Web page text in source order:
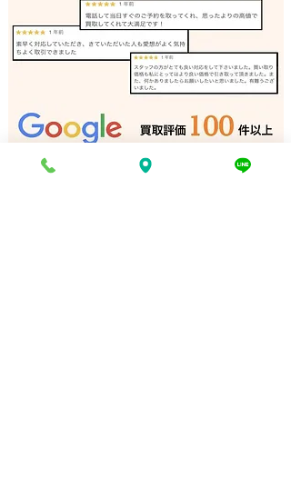
ロードバイクパーツ 出張
買取 神戸｜姫路の買取専
門店